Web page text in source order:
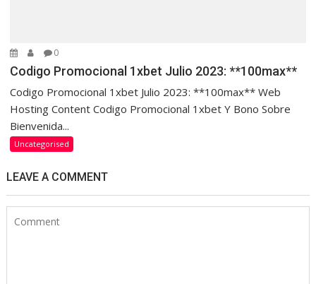
0
Codigo Promocional 1xbet Julio 2023: **100max**
Codigo Promocional 1xbet Julio 2023: **100max** Web
Hosting Content Codigo Promocional 1xbet Y Bono Sobre
Bienvenida...
Uncategorised
LEAVE A COMMENT